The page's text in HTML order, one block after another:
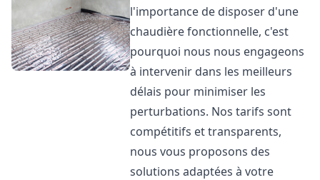
l'importance de disposer d'une
chaudière fonctionnelle, c'est
pourquoi nous nous engageons
à intervenir dans les meilleurs
délais pour minimiser les
perturbations. Nos tarifs sont
compétitifs et transparents,
nous vous proposons des
solutions adaptées à votre